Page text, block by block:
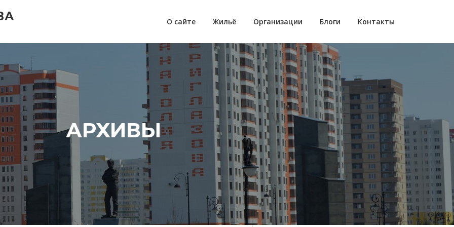
О сайте Жильё Организации Блоги Контакты
АРХИВЫ